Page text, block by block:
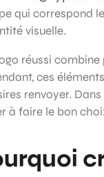
qui correspond
visuelle.
réussi
ces
renvoyer.
à faire le bon